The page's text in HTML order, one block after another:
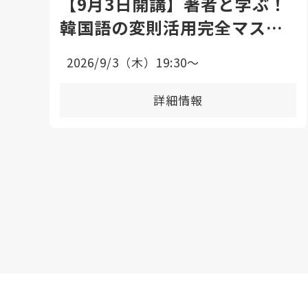
韓国語の変則活用完全マスタ
2026/9/3（木）19:30〜
詳細情報